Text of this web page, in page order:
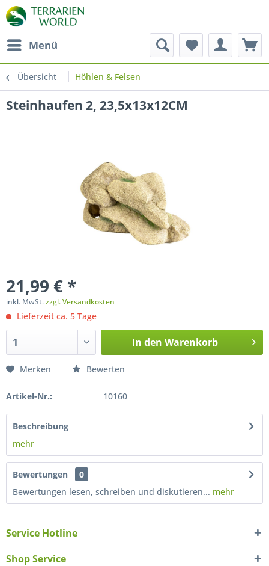
Menü
Übersicht Höhlen & Felsen
Steinhaufen 2, 23,5x13x12CM
21,99 € *
inkl. MwSt.zzgl. Versandkosten
Lieferzeit ca. 5 Tage
In den Warenkorb
Merken Bewerten
Artikel-Nr.: 10160
Beschreibung
mehr
Bewertungen
0
Bewertungen lesen, schreiben und diskutieren... mehr
Service Hotline
Shop Service